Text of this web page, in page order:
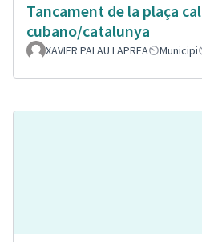
Tancament de la plaça cal
cubano/catalunya
XAVIER PALAU LAPREA Municipi